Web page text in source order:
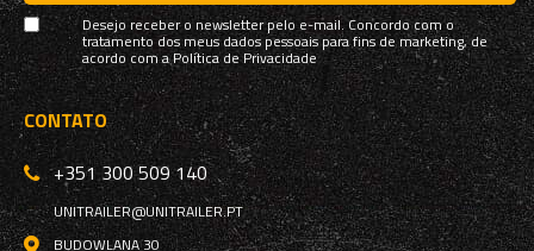
Desejo receber o newsletter pelo e-mail. Concordo com o
tratamento dos meus dados pessoais para fins de marketing, de
acordo com aPolítica de Privacidade
CONTATO
+351 300 509 140
UNITRAILER@UNITRAILER.PT
BUDOWLANA 30